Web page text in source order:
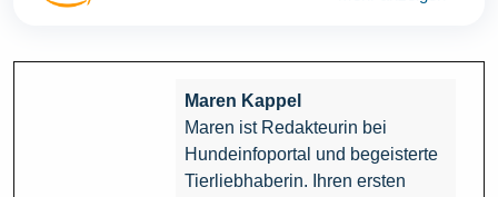
Maren Kappel
Maren ist Redakteurin bei
Hundeinfoportal und begeisterte
Tierliebhaberin. Ihren ersten